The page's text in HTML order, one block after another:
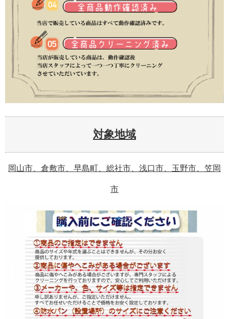
対象地域
岡山市、倉敷市、早島町、総社市、浅口市、玉野市、笠岡
市